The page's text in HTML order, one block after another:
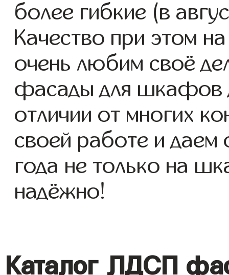
более гибкие (в
Качество при этом
очень любим своё
фасады для шкафов
отличии от многих
своей работе и
года не только на
надёжно!
Каталог ЛДСП